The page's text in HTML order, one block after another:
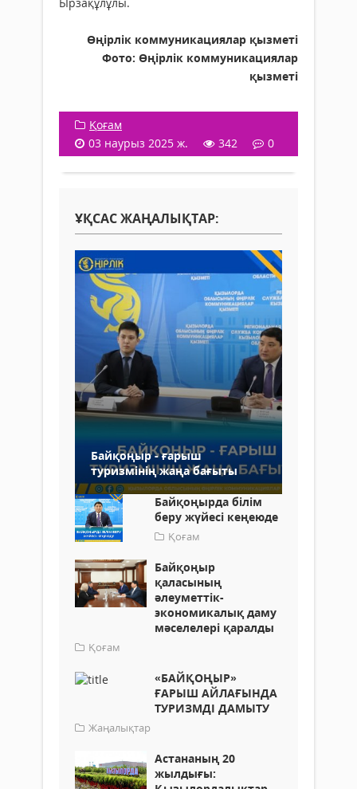
Ырзақұлұлы.
Өңірлік коммуникациялар қызметі
Фото: Өңірлік коммуникациялар
қызметі
Қоғам
03 наурыз 2025 ж.
342 0
ҰҚСАС ЖАҢАЛЫҚТАР:
Байқоңыр - ғарыш
туризмінің жаңа бағыты
Байқоңырда білім
беру жүйесі кеңеюде
Қоғам
Байқоңыр
қаласының
әлеуметтік-
экономикалық даму
мәселелері қаралды
Қоғам
«БАЙҚОҢЫР»
ҒАРЫШ АЙЛАҒЫНДА
ТУРИЗМДІ ДАМЫТУ
Жаңалықтар
Астананың 20
жылдығы: